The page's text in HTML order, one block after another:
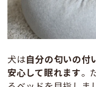
犬は自分の匂いの付
安心して眠れます。